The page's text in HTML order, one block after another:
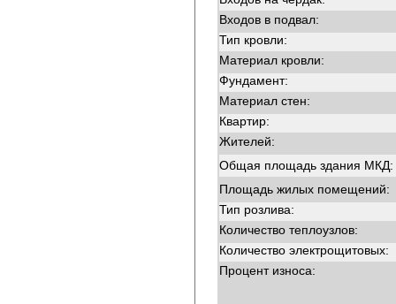
Входов в подвал:
Тип кровли:
Материал кровли:
Фундамент:
Материал стен:
Квартир:
Жителей:
Общая площадь здания МКД:
Площадь жилых помещений:
Тип розлива:
Количество теплоузлов:
Количество электрощитовых:
Процент износа: